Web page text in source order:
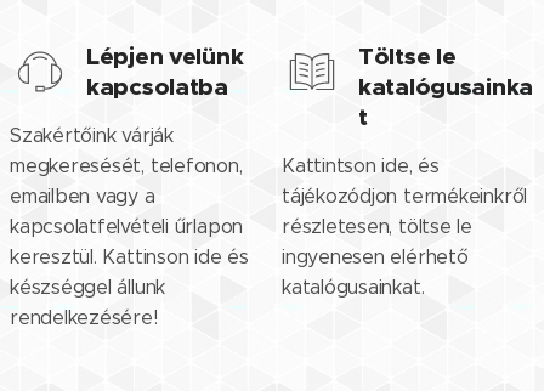
Lépjen velünk
kapcsolatba
Szakértőink várják
megkeresését, telefonon,
emailben vagy a
kapcsolatfelvételi űrlapon
keresztül. Kattinson ide és
készséggel állunk
rendelkezésére!
Töltse le
katalógusainka
t
Kattintson ide, és
tájékozódjon termékeinkről
részletesen, töltse le
ingyenesen elérhető
katalógusainkat.